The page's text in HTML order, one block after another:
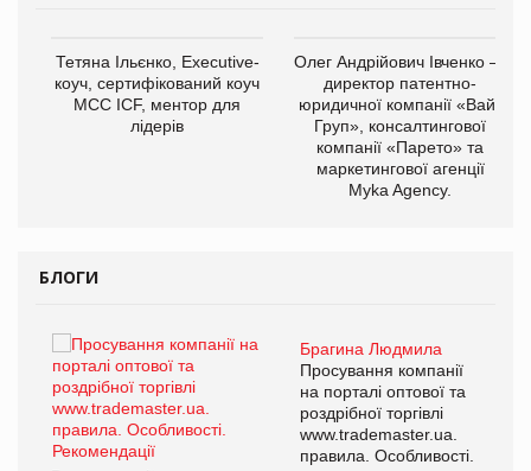
Тетяна Ільєнко, Executive-
коуч, сертифікований коуч
МСС ICF, ментор для
лідерів
Олег Андрійович Івченко —
директор патентно-
юридичної компанії «Вайз
Груп», консалтингової
компанії «Парето» та
маркетингової агенції
Myka Agency.
БЛОГИ
Брагина Людмила
Просування компанії
на порталі оптової та
роздрібної торгівлі
www.trademaster.ua.
правила. Особливості.